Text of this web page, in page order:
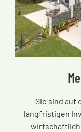
Sie sind auf
langfristigen